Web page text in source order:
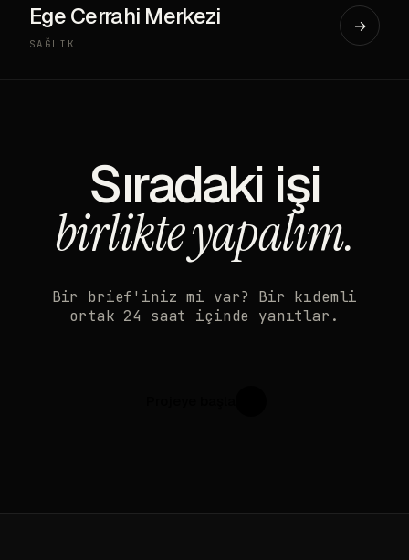
Ege Cerrahi Merkezi
SAĞLIK
→
Sıradaki işi
birlikte yapalım.
Bir brief'iniz mi var? Bir kıdemli
ortak 24 saat içinde yanıtlar.